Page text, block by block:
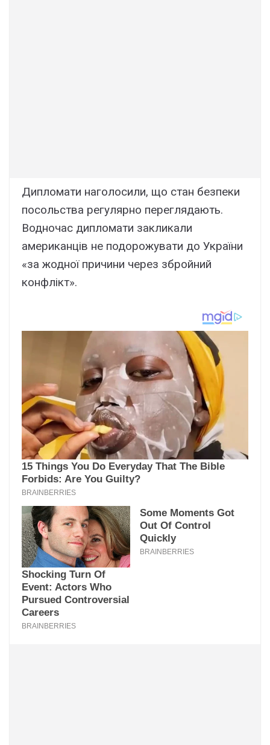
Дипломати наголосили, що стан безпеки
посольства регулярно переглядають.
Водночас дипломати закликали
американців не подорожувати до України
«за жодної причини через збройний
конфлікт».